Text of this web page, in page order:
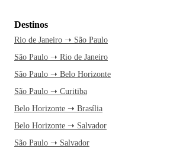
Destinos
Rio de Janeiro ➝ São Paulo
São Paulo ➝ Rio de Janeiro
São Paulo ➝ Belo Horizonte
São Paulo ➝ Curitiba
Belo Horizonte ➝ Brasília
Belo Horizonte ➝ Salvador
São Paulo ➝ Salvador